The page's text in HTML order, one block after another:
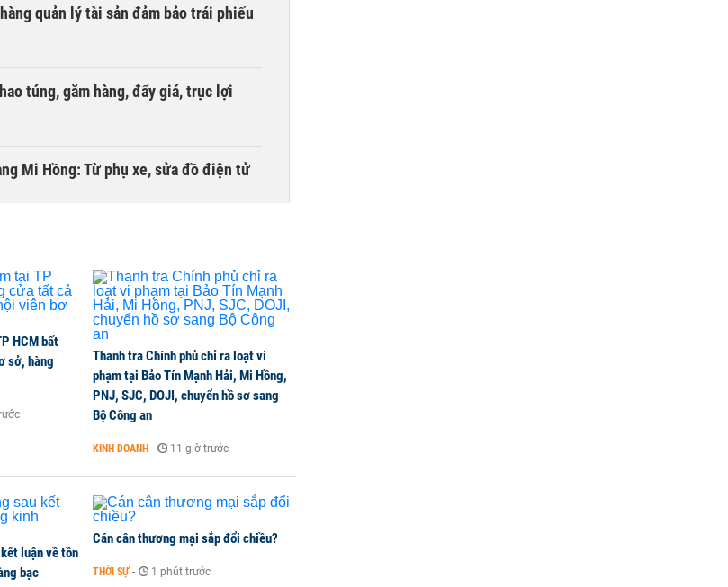
quản lý tài sản đảm bảo trái phiếu
túng, găm hàng, đẩy giá, trục lợi
Mi Hồng: Từ phụ xe, sửa đồ điện tử
và Bali
mùa hè
HCM bất
sở, hàng
Thanh tra Chính phủ chỉ ra loạt vi
phạm tại Bảo Tín Mạnh Hải, Mi Hồng,
PNJ, SJC, DOJI, chuyển hồ sơ sang
Bộ Công an
KINH DOANH - 11 giờ trước
luận về tồn
bạc
Cán cân thương mại sắp đổi chiều?
THỜI SỰ - 1 phút trước